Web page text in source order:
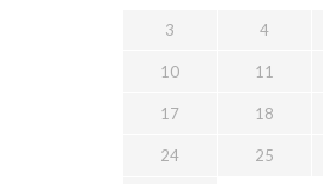
3 4
10 11
17 18
24 25